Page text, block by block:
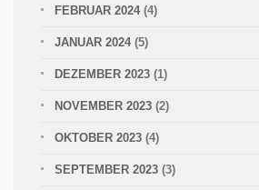
FEBRUAR 2024 (4)
JANUAR 2024 (5)
DEZEMBER 2023 (1)
NOVEMBER 2023 (2)
OKTOBER 2023 (4)
SEPTEMBER 2023 (3)